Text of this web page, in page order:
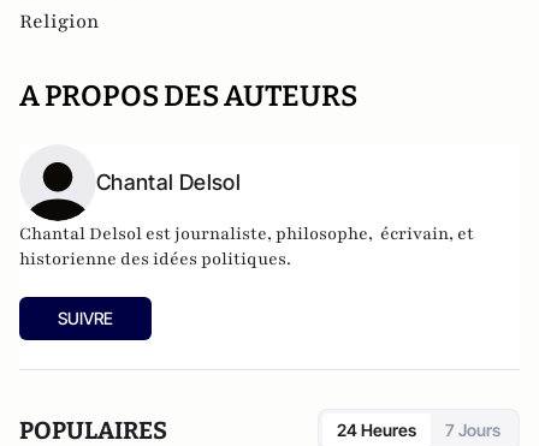
Religion
A PROPOS DES AUTEURS
Chantal Delsol
Chantal Delsol est journaliste, philosophe, écrivain, et
historienne des idées politiques.
SUIVRE
POPULAIRES 24 Heures 7 Jours